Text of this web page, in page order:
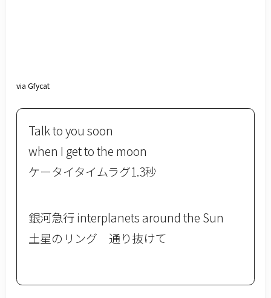
via Gfycat
Talk to you soon
when I get to the moon
ケータイタイムラグ1.3秒
銀河急行 interplanets around the Sun
土星のリング 通り抜けて